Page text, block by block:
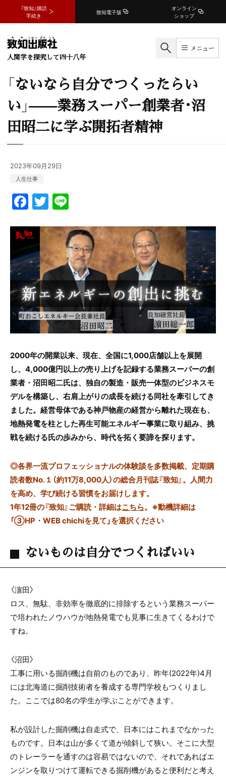
『致知』購読
手続き
致知電子版
オンライン
ショップ
人間学を探究して四十八年
メニュー
「ないなら自分でつくったらい
い」——業務スーパー創業者･沼
田昭二に学ぶ開拓者精神
2023年09月29日
人生仕事
F
a
c
e
b
o
o
k
T
w
itt
er
e
2000年の開業以来、現在、全国に1,000店舗以上を展開
し、4,000億円以上の売り上げを記録する業務スーパーの創
業者・沼田昭二氏は、独自の製造・販売一体型のビジネスモ
デルを構築し、右肩上がりの成長を続ける同社を牽引してき
ました。経営母体である神戸物産の経営から離れた現在も、
地熱発電を柱とした再生可能エネルギー事業に取り組み、挑
戦を続ける氏の歩みから、時代を拓く要諦を探ります。
◎各界一流プロフェッショナルの体験談を多数掲載、定期購
読者数No.１（約11万8,000人）の総合月刊誌『致知』。人間力
を高め、学び続ける習慣をお届けします。
1年12冊の『致知』ご購読・詳細はこちら。 ※動機詳細は
「③HP・WEB chichiを見て」を選択ください
ないものは自分でつくればいい
〈濵田〉
ロス、無駄、非効率を徹底的に排除するという業務スーパー
で培われたノウハウが地熱発電でも見事に生きてくるわけで
すね。
〈沼田〉
工事に用いる掘削機は自前のものであり、昨年(2022年)4月
には北海道に掘削技術者を養成する専門学校もつくりまし
た。ここでは80名の学生が学ぶことができます。
私が設計した掘削機は自走式で、日本にはこれまでなかった
ものです。日本は山が多くて道が傾斜して狭い。そこに大型
のトレーラーを通すのは容易ではないので、それであればエ
ンジンを取りつけて運転できる掘削機があると便利だと考え